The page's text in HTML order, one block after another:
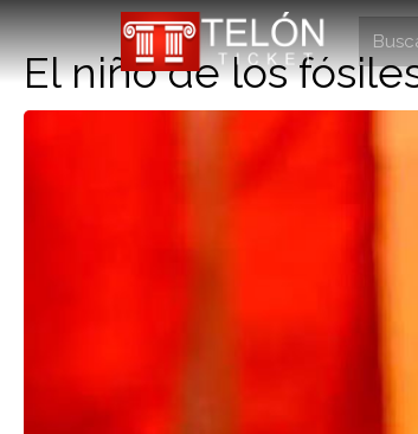
El niño de los